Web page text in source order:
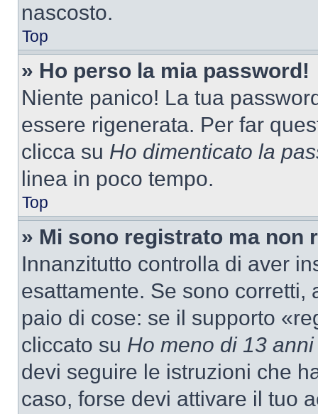
nascosto.
Top
» Ho perso la mia password!
Niente panico! La tua
essere rigenerata. Per far
clicca su Ho dimenticato la
linea in poco tempo.
Top
» Mi sono registrato ma non
Innanzitutto controlla di aver
esattamente. Se sono
paio di cose: se il supporto
cliccato su Ho meno di 13 anni
devi seguire le istruzioni che
caso, forse devi attivare il tuo